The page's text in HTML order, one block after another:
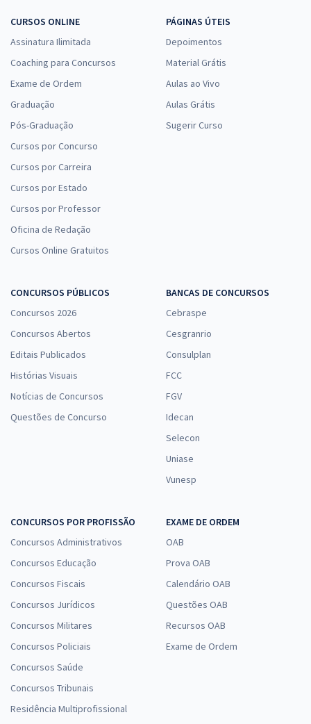
CURSOS ONLINE
Assinatura Ilimitada
Coaching para Concursos
Exame de Ordem
Graduação
Pós-Graduação
Cursos por Concurso
Cursos por Carreira
Cursos por Estado
Cursos por Professor
Oficina de Redação
Cursos Online Gratuitos
PÁGINAS ÚTEIS
Depoimentos
Material Grátis
Aulas ao Vivo
Aulas Grátis
Sugerir Curso
CONCURSOS PÚBLICOS
Concursos 2026
Concursos Abertos
Editais Publicados
Histórias Visuais
Notícias de Concursos
Questões de Concurso
BANCAS DE CONCURSOS
Cebraspe
Cesgranrio
Consulplan
FCC
FGV
Idecan
Selecon
Uniase
Vunesp
CONCURSOS POR PROFISSÃO
Concursos Administrativos
Concursos Educação
Concursos Fiscais
Concursos Jurídicos
Concursos Militares
Concursos Policiais
Concursos Saúde
Concursos Tribunais
Residência Multiprofissional
EXAME DE ORDEM
OAB
Prova OAB
Calendário OAB
Questões OAB
Recursos OAB
Exame de Ordem